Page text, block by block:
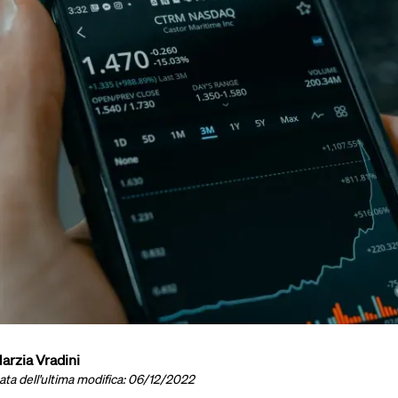
Vradini
dell'ultima modifica: 06/12/2022